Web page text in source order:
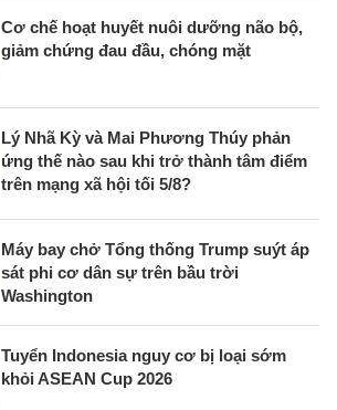
Cơ chế hoạt huyết nuôi dưỡng não bộ,
giảm chứng đau đầu, chóng mặt
Lý Nhã Kỳ và Mai Phương Thúy phản
ứng thế nào sau khi trở thành tâm điểm
trên mạng xã hội tối 5/8?
Máy bay chở Tổng thống Trump suýt áp
sát phi cơ dân sự trên bầu trời
Washington
Tuyển Indonesia nguy cơ bị loại sớm
khỏi ASEAN Cup 2026